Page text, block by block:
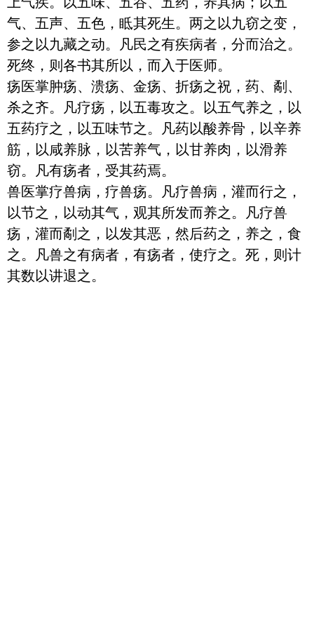
气、五声、五色，眡其死生。两之以九窃之变，
参之以九藏之动。凡民之有疾病者，分而治之。
死终，则各书其所以，而入于医师。
疡医掌肿疡、溃疡、金疡、折疡之祝，药、劀、
杀之齐。凡疗疡，以五毒攻之。以五气养之，以
五药疗之，以五味节之。凡药以酸养骨，以辛养
筋，以咸养脉，以苦养气，以甘养肉，以滑养
窃。凡有疡者，受其药焉。
兽医掌疗兽病，疗兽疡。凡疗兽病，灌而行之，
以节之，以动其气，观其所发而养之。凡疗兽
疡，灌而劀之，以发其恶，然后药之，养之，食
之。凡兽之有病者，有疡者，使疗之。死，则计